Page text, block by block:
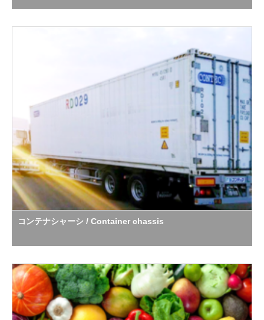
コンテナシャーシ / Container chassis